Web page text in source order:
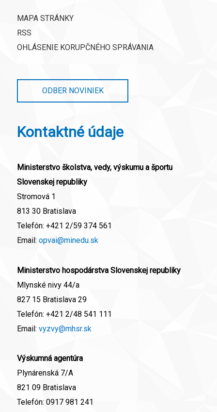
MAPA STRÁNKY
RSS
OHLÁSENIE KORUPČNÉHO SPRÁVANIA
ODBER NOVINIEK
Kontaktné údaje
Ministerstvo školstva, vedy, výskumu a športu
Slovenskej republiky
Stromová 1
813 30 Bratislava
Telefón: +421 2/59 374 561
Email: opvai@minedu.sk
Ministerstvo hospodárstva Slovenskej republiky
Mlynské nivy 44/a
827 15 Bratislava 29
Telefón: +421 2/48 541 111
Email: vyzvy@mhsr.sk
Výskumná agentúra
Plynárenská 7/A
821 09 Bratislava
Telefón: 0917 981 241